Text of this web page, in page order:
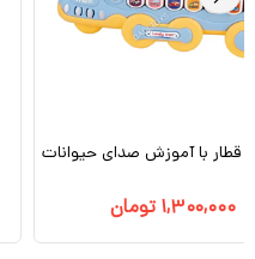
قطار با آموزش صدای حیوانات
۱,۳۰۰,۰۰۰ تومان